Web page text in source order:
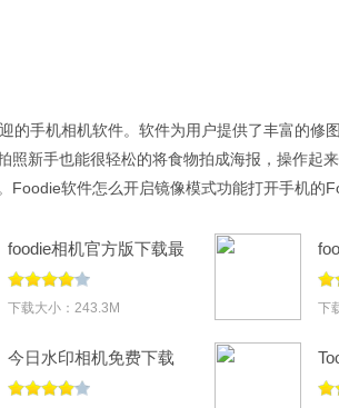
的手机相机软件。软件为用户提供了丰富的修
照新手也能很轻松的将食物拍成海报，操作起
Foodie软件怎么开启镜像模式功能打开手机的
foodie相机官方版下载最
新版本2026v8.2.2
下载大小：243.3M 下
今日水印相机免费下载
安装最新版本v3.0.425.4
版